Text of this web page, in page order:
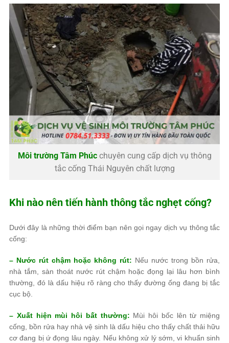
Môi trường Tâm Phúcchuyên cung cấp dịch vụ thông
tắc cống Thái Nguyên chất lượng
Khi nào nên tiến hành thông tắc nghẹt cống?
Dưới đây là những thời điểm bạn nên gọi ngay dịch vụ thông tắc
cống:
– Nước rút chậm hoặc không rút: Nếu nước trong bồn rửa,
nhà tắm, sàn thoát nước rút chậm hoặc đọng lại lâu hơn bình
thường, đó là dấu hiệu rõ ràng cho thấy đường ống đang bị tắc
cục bộ.
– Xuất hiện mùi hôi bất thường: Mùi hôi bốc lên từ miệng
cống, bồn rửa hay nhà vệ sinh là dấu hiệu cho thấy chất thải hữu
cơ đang bị ứ đọng lâu ngày. Nếu không xử lý sớm, vi khuẩn sinh